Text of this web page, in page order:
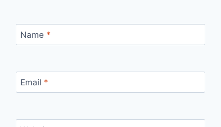
Name *
Email *